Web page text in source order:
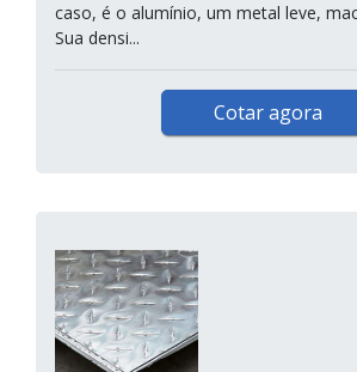
caso, é o alumínio, um metal leve,
Sua densi...
Cotar agora